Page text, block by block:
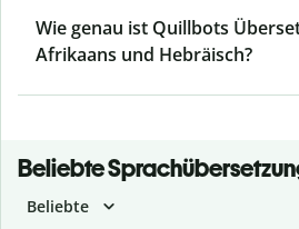
Wie genau ist Quillbots
Afrikaans und Hebräisch?
Beliebte
Beliebte